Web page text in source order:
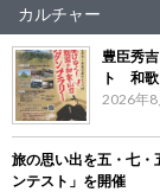
カルチャー
豊臣秀
ト 和歌
2026年8
旅の思い出を五・七
ンテスト」を開催